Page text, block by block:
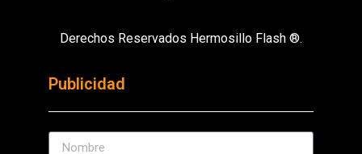
Derechos Reservados Hermosillo Flash ®.
Publicidad